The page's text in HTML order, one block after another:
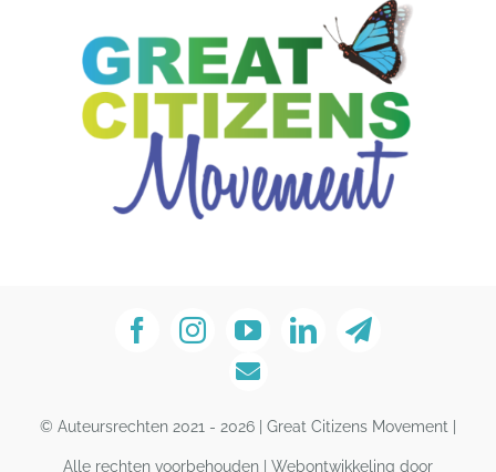
© Auteursrechten 2021 - 2026 | Great Citizens Movement |
Alle rechten voorbehouden | Webontwikkeling door